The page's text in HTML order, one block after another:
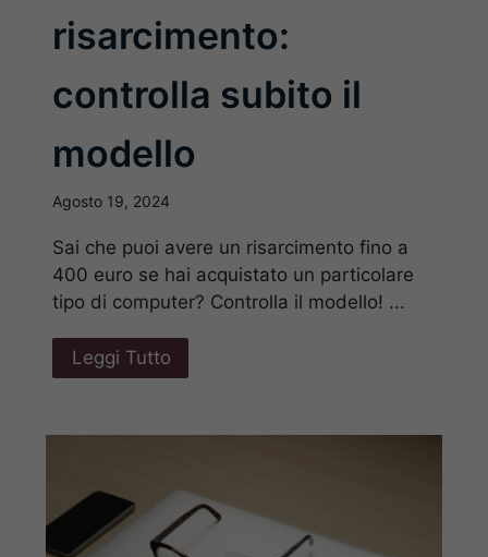
risarcimento:
controlla subito il
modello
Agosto 19, 2024
Sai che puoi avere un risarcimento fino a
400 euro se hai acquistato un particolare
tipo di computer? Controlla il modello! ...
Leggi Tutto